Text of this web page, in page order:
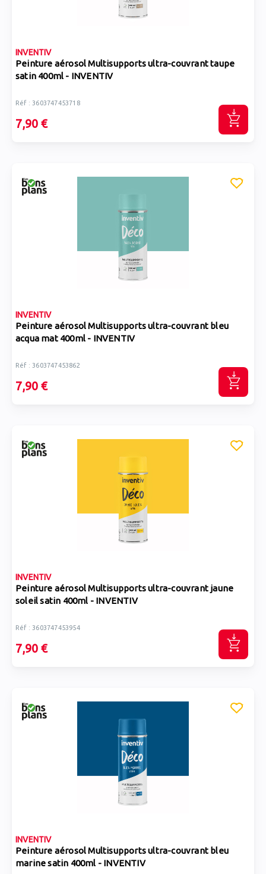
INVENTIV
Peinture aérosol Multisupports ultra-couvrant taupe
satin 400ml - INVENTIV
Réf : 3603747453718
7,90 €
INVENTIV
Peinture aérosol Multisupports ultra-couvrant bleu
acqua mat 400ml - INVENTIV
Réf : 3603747453862
7,90 €
INVENTIV
Peinture aérosol Multisupports ultra-couvrant jaune
soleil satin 400ml - INVENTIV
Réf : 3603747453954
7,90 €
INVENTIV
Peinture aérosol Multisupports ultra-couvrant bleu
marine satin 400ml - INVENTIV